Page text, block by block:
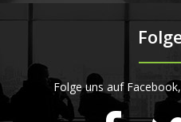
Folge uns auf